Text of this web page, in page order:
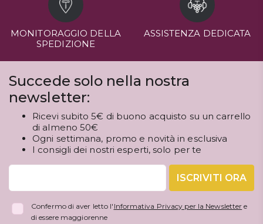
MONITORAGGIO DELLA
SPEDIZIONE
ASSISTENZA DEDICATA
Succede solo nella nostra
newsletter:
Ricevi subito 5€ di buono acquisto su un carrello
di almeno 50€
Ogni settimana, promo e novità in esclusiva
I consigli dei nostri esperti, solo per te
ISCRIVITI ORA
Confermo di aver letto l' Informativa Privacy per la Newsletter e
di essere maggiorenne